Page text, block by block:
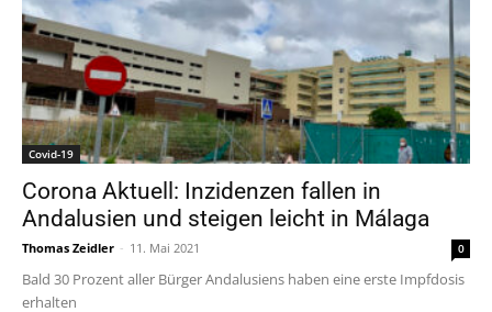
Covid-19
Corona Aktuell: Inzidenzen fallen in
Andalusien und steigen leicht in Málaga
Thomas Zeidler - 11. Mai 2021 0
Bald 30 Prozent aller Bürger Andalusiens haben eine erste Impfdosis
erhalten